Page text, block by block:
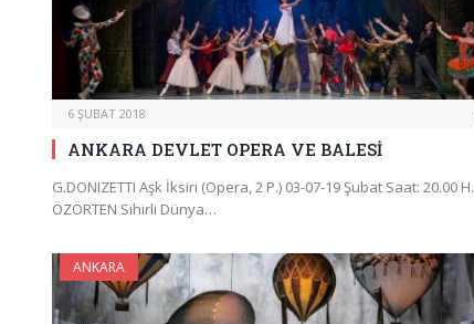
6 ŞUBAT 2018
ANKARA DEVLET OPERA VE BALESİ
G.DONIZETTI Aşk İksiri (Opera, 2 P.) 03-07-19 Şubat Saat: 20.00 H.
ÖZÖRTEN Sihirli Dünya…
ANKARA